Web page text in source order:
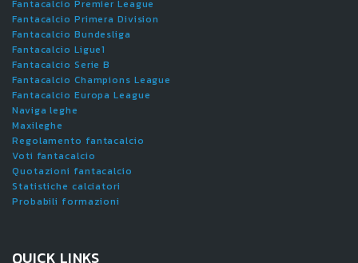
Fantacalcio Premier League
Fantacalcio Primera Division
Fantacalcio Bundesliga
Fantacalcio Ligue1
Fantacalcio Serie B
Fantacalcio Champions League
Fantacalcio Europa League
Naviga leghe
Maxileghe
Regolamento fantacalcio
Voti fantacalcio
Quotazioni fantacalcio
Statistiche calciatori
Probabili formazioni
QUICK LINKS